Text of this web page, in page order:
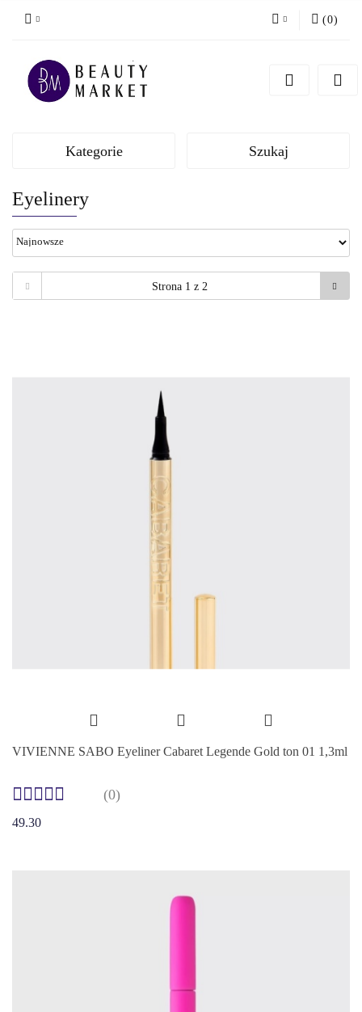
Zarejestruj się
(0)
Kategorie Szukaj
Eyelinery
VIVIENNE SABO Eyeliner Cabaret Legende Gold ton 01 1,3ml
(0)
49.30